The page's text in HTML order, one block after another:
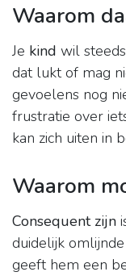
Waarom
Je kind wil
dat lukt of mag
gevoelens nog
frustratie over
kan zich uiten in
Waarom
Consequent zijn
duidelijk
geeft hem een